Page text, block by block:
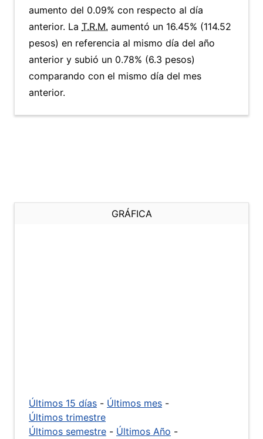
aumento del 0.09% con respecto al día
anterior. La T.R.M. aumentó un 16.45% (114.52
pesos) en referencia al mismo día del año
anterior y subió un 0.78% (6.3 pesos)
comparando con el mismo día del mes
anterior.
GRÁFICA
Últimos 15 días - Últimos mes -
Últimos trimestre
Últimos semestre - Últimos Año -